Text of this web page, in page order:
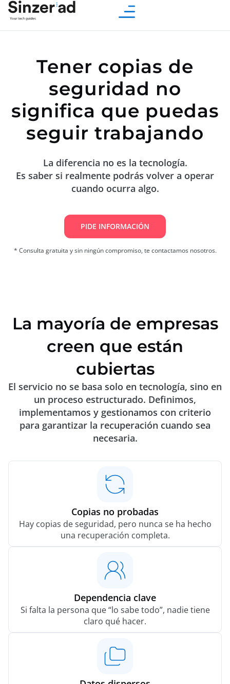
Tener copias de
seguridad no
significa que puedas
seguir trabajando
La diferencia no es la tecnología.
Es saber si realmente podrás volver a operar
cuando ocurra algo.
PIDE INFORMACIÓN
* Consulta gratuita y sin ningún compromiso, te contactamos nosotros.
La mayoría de empresas
creen que están
cubiertas
El servicio no se basa solo en tecnología, sino en
un proceso estructurado. Definimos,
implementamos y gestionamos con criterio
para garantizar la recuperación cuando sea
necesaria.
Copias no probadas
Hay copias de seguridad, pero nunca se ha hecho
una recuperación completa.
Dependencia clave
Si falta la persona que “lo sabe todo”, nadie tiene
claro qué hacer.